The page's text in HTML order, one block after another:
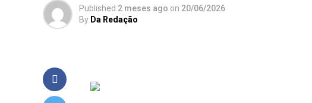
Published 2 meses ago on 20/06/2026
By Da Redação